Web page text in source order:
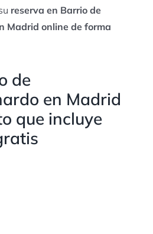
reserva en Barrio de
Madrid online de forma
de
en Madrid
que incluye